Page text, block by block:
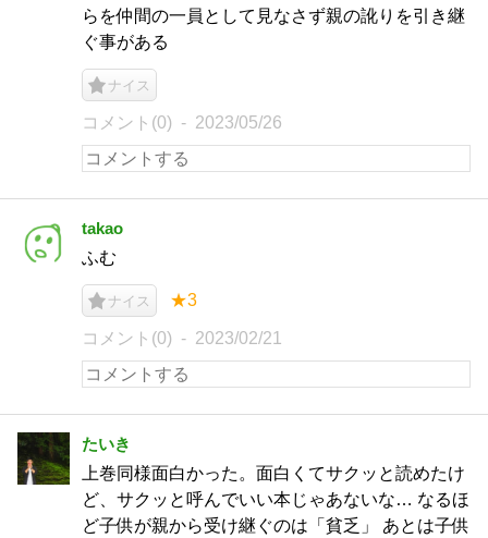
らを仲間の一員として見なさず親の訛りを引き継
ぐ事がある
ナイス
コメント(0) 2023/05/26
takao
ふむ
ナイス ★3
コメント(0) 2023/02/21
たいき
上巻同様面白かった。面白くてサクッと読めたけ
ど、サクッと呼んでいい本じゃあないな… なるほ
ど子供が親から受け継ぐのは「貧乏」 あとは子供